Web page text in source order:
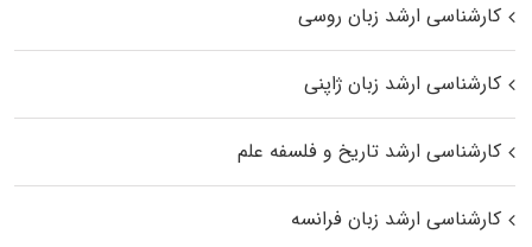
کارشناسی ارشد زبان روسی
کارشناسی ارشد زبان ژاپنی
کارشناسی ارشد تاریخ و فلسفه علم
کارشناسی ارشد زبان فرانسه